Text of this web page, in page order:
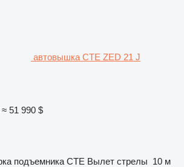
автовышка CTE ZED 21 J
≈ 51 990 $
подъемника CTE Вылет стрелы 10 м